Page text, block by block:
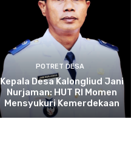
POTRET DESA
Kepala Desa Kalongliud Jani
Nurjaman: HUT RI Momen
Mensyukuri Kemerdekaan